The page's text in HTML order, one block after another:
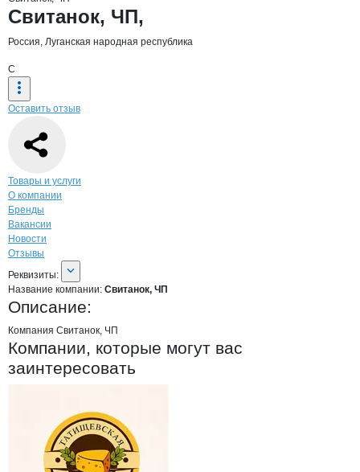
Основная информация о компании
Свитанок, ЧП,
Россия, Луганская народная республика
С
Оставить отзыв
Навигация по странице
Товары и услуги
О компании
Бренды
Вакансии
Новости
Отзывы
О компании
Реквизиты
Реквизиты:
Название компании: Свитанок, ЧП
Описание:
Компания Свитанок, ЧП
Компании, которые могут вас
заинтересовать